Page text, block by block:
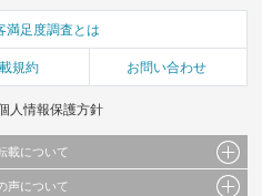
満足度調査とは
規約 お問い合わせ
人情報保護方針
載について
、イラスト、画像データ等）及びこれらの配
声について